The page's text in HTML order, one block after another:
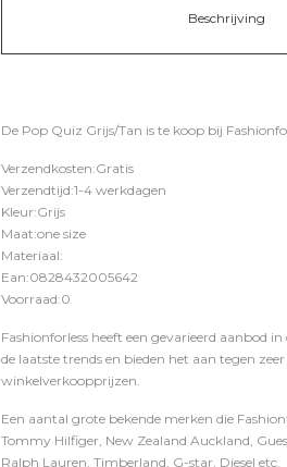
Beschrijving
De Pop Quiz Grijs/Tan is te koop bij
Verzendkosten:Gratis
Verzendtijd:1-4 werkdagen
Kleur:Grijs
Maat:one size
Materiaal:
Ean:0828432005642
Voorraad:0
Fashionforless heeft een gevarieerd aanbod
de laatste trends en bieden het aan tegen
winkelverkoopprijzen.
Een aantal grote bekende merken die
Tommy Hilfiger, New Zealand Auckland,
Ralph Lauren, Timberland, G-star, Diesel etc.